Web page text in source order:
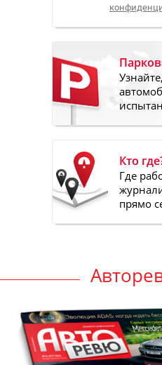
Кто
Где
прямо